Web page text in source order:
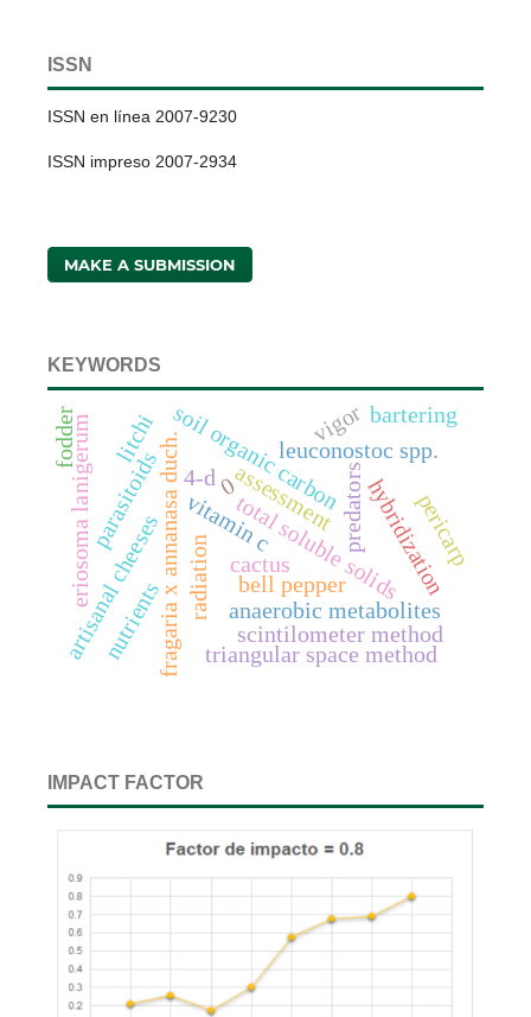
ISSN
ISSN en línea 2007-9230
ISSN impreso 2007-2934
MAKE A SUBMISSION
KEYWORDS
fragaria x annanasa duch. anaerobic metabolites
total soluble solids
vitamin c
soil organic carbon
bell pepper
scintilometer method
triangular space method
leuconostoc spp.
artisanal cheeses
eriosoma lanigerum predators
parasitoids assessment hybridization
litchi
pericarp
radiation
nutrients
vigor
cactus
0
4-d
fodder bartering
IMPACT FACTOR